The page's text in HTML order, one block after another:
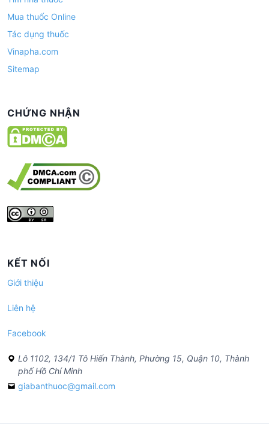
Mua thuốc Online
Tác dụng thuốc
Vinapha.com
Sitemap
CHỨNG NHẬN
KẾT NỐI
Giới thiệu
Liên hệ
Facebook
Lô 1102, 134/1 Tô Hiến Thành, Phường 15, Quận 10, Thành
phố Hồ Chí Minh
giabanthuoc@gmail.com